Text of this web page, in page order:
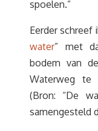
spoelen.”
Eerder schreef
water” met
bodem van
Waterweg te
(Bron: “De
samengesteld